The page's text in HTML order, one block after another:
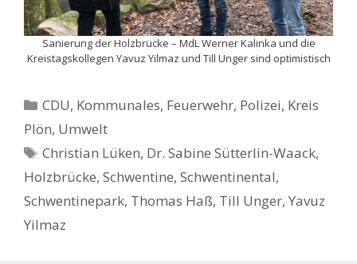
Sanierung der Holzbrücke – MdL Werner Kalinka und die
Kreistagskollegen Yavuz Yilmaz und Till Unger sind optimistisch
Kategorien
CDU, Kommunales, Feuerwehr, Polizei, Kreis
Plön, Umwelt
Schlagwörter
Christian Lüken, Dr. Sabine Sütterlin-Waack,
Holzbrücke, Schwentine, Schwentinental,
Schwentinepark, Thomas Haß, Till Unger, Yavuz
Yilmaz